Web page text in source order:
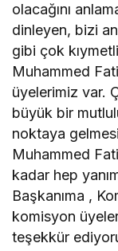
olacağını
dinleyen, bizi
gibi çok
Muhammed
üyelerimiz var.
büyük bir
noktaya
Muhammed
kadar hep
Başkanıma ,
komisyon
teşekkür